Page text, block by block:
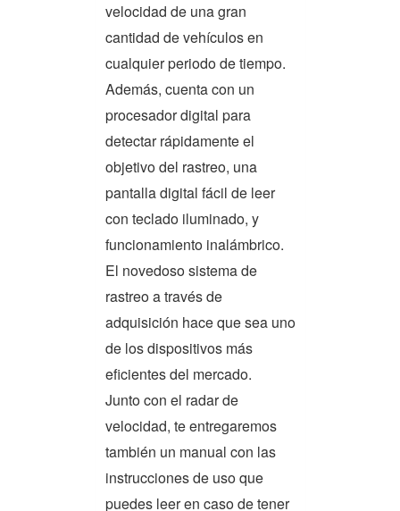
velocidad de una gran
cantidad de vehículos en
cualquier periodo de tiempo.
Además, cuenta con un
procesador digital para
detectar rápidamente el
objetivo del rastreo, una
pantalla digital fácil de leer
con teclado iluminado, y
funcionamiento inalámbrico.
El novedoso sistema de
rastreo a través de
adquisición hace que sea uno
de los dispositivos más
eficientes del mercado.
Junto con el radar de
velocidad, te entregaremos
también un manual con las
instrucciones de uso que
puedes leer en caso de tener